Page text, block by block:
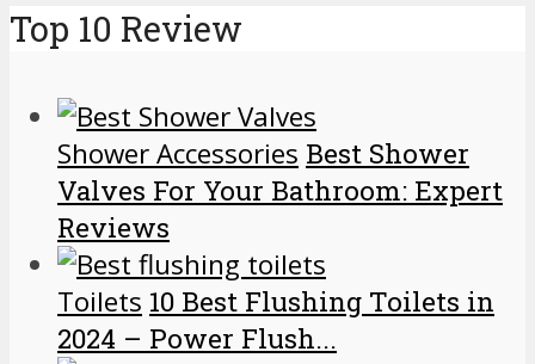
Top 10 Review
Shower Accessories Best Shower
Valves For Your Bathroom: Expert
Reviews
Toilets 10 Best Flushing Toilets in
2024 – Power Flush...